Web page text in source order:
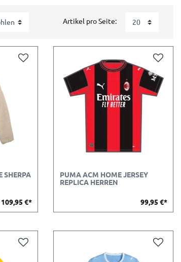
Artikel pro Seite:
SHERPA
109,95 €*
PUMA ACM HOME JERSEY
REPLICA HERREN
99,95 €*